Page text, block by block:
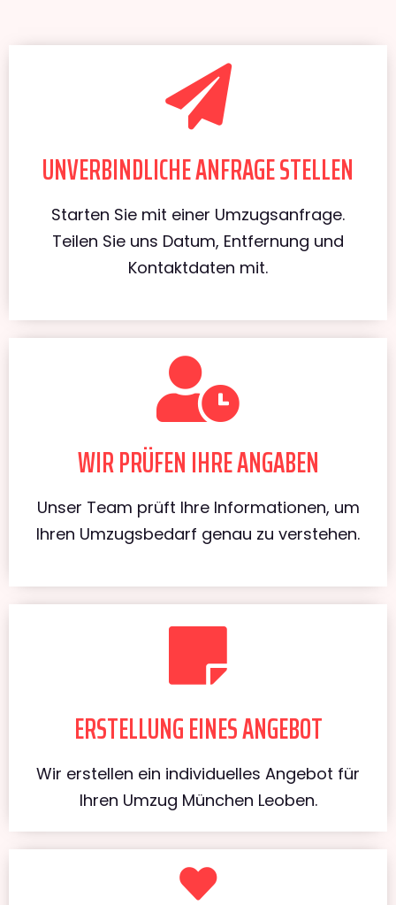
UNVERBINDLICHE ANFRAGE STELLEN
Starten Sie mit einer Umzugsanfrage.
Teilen Sie uns Datum, Entfernung und
Kontaktdaten mit.
WIR PRÜFEN IHRE ANGABEN
Unser Team prüft Ihre Informationen, um
Ihren Umzugsbedarf genau zu verstehen.
ERSTELLUNG EINES ANGEBOT
Wir erstellen ein individuelles Angebot für
Ihren Umzug München Leoben.